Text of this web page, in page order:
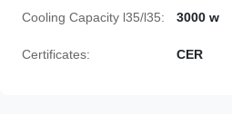
Cooling Capacity l35/l35: 3000 w
Certificates: CER